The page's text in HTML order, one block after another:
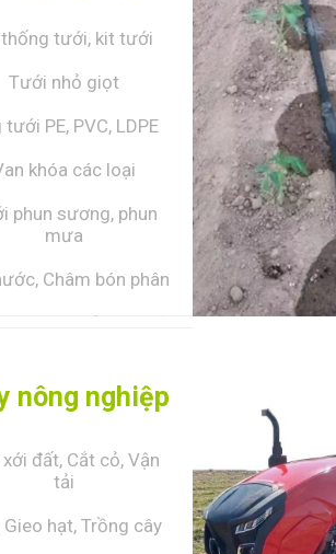
thống tưới, kit tưới
Tưới nhỏ giọt
tưới PE, PVC, LDPE
khóa các loại
phun sương, phun
mưa
Châm bón phân
Lô cuộn, Vòi xịt
thủy
từ, van nước hẹn
Xem tất cả
nông nghiệp
xới đất, Cắt cỏ, Vận
tải
Gieo hạt, Trồng cây